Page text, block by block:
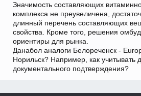
Значимость составляющих
комплекса не преувеличена,
длинный перечень составляющих
свойства. Кроме того, решения
ориентиры для рынка.
Данабол аналоги Белореченск -
Норильск? Например, как учитывать
документального подтверждения?